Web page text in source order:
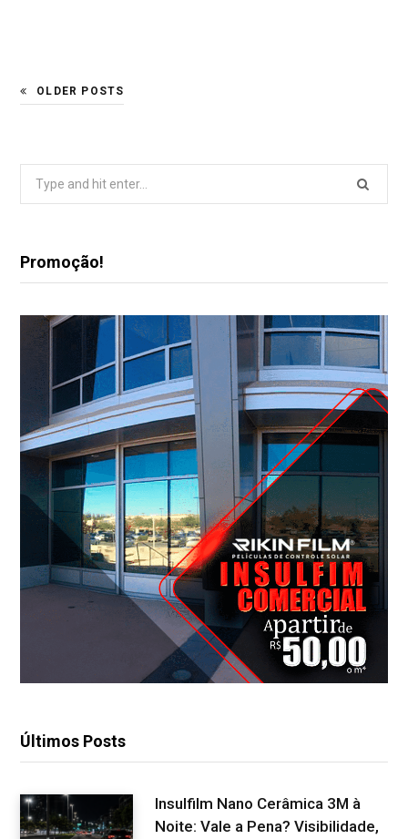
OLDER POSTS
Promoção!
Últimos Posts
Insulfilm Nano Cerâmica 3M à
Noite: Vale a Pena? Visibilidade,